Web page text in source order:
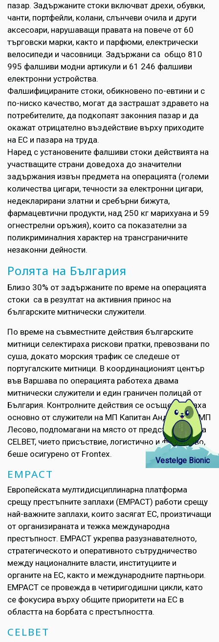
пазар. Задържаните стоки включват дрехи, обувки,
чанти, портфейли, колани, слънчеви очила и други
аксесоари, нарушаващи правата на повече от 60
търговски марки, както и парфюми, електрически
велосипеди и часовници. Задържани са общо 810
995 фалшиви модни артикули и 61 246 фалшиви
електронни устройства.
Фалшифицираните стоки, обикновено по-евтини и с
по-ниско качество, могат да застрашат здравето на
потребителите, да подкопаят законния пазар и да
окажат отрицателно въздействие върху приходите
на ЕС и пазара на труда.
Наред с установените фалшиви стоки действията на
участващите страни доведоха до значителни
задържания извън предмета на операцията (големи
количества цигари, течности за електронни цигари,
недекларирани златни и сребърни бижута,
фармацевтични продукти, над 250 кг марихуана и 59
огнестрелни оръжия), които са показателни за
поликриминалния характер на трансграничните
незаконни дейности.
Ролята на България
Близо 30% от задържаните по време на операцията
стоки са в резултат на активния принос на
българските митнически служители.
По време на съвместните действия българските
митници селектираха рискови пратки, превозвани по
суша, докато морския трафик се следеше от
португалските митници. В координационият център
във Варшава по операцията работеха двама
митнически служители и един граничен полицай от
България. Контролните действия се осъществяваха
основно от служители на МП Капитан Андреево и МП
Лесово, подпомагани на място от представители на
CELBET, чието присъствие, логистично и финансово,
беше осигурено от Frontex.
EMPACT
Европейската мултидисциплинарна платформа
срещу престъпните заплахи (EMPACT) работи срещу
най-важните заплахи, които засягат ЕС, произтичащи
от организираната и тежка международна
престъпност. EMPACT укрепва разузнавателното,
стратегическото и оперативното сътрудничество
между националните власти, институциите и
органите на ЕС, както и международните партньори.
EMPACT се провежда в четиригодишни цикли, като
се фокусира върху общите приоритети на ЕС в
областта на борбата с престъпността.
CELBET
Vestelge Bionic